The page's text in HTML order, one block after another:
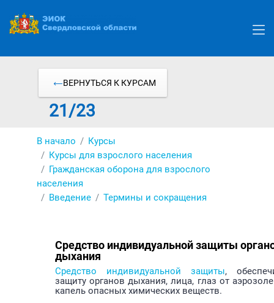
основному
ВЕРНУТЬСЯ К КУРСАМ
21/23
В начало
Курсы
Курсы для взрослого населения
Гражданская оборона для взрослого
населения
Введение
Термины и сокращения
Средство индивидуальной защиты
дыхания
Средство индивидуальной защиты,
защиту органов дыхания, лица, глаз от
капель опасных химических веществ.